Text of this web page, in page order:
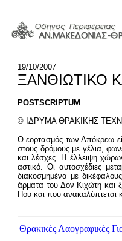
19/10/2007
ΞΑΝΘΙΩΤΙΚΟ
POSTSCRIPTUM
© ΙΔΡΥΜΑ ΘΡΑΚΙΚΗΣ
Ο εορτασμός των Απόκρεω
στους δρόμους με γέλια,
και λέσχες. Η έλλειψη
αστικό. Οι αυτοσχέδιες
διακοσμημένα με
άρματα του Δον Κιχώτη και
Που και που ανακαλύπτεται
Θρακικές Λαογραφικές